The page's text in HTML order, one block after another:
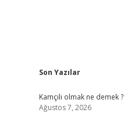
Sidebar
Son Yazılar
Kamçılı olmak ne demek ?
Ağustos 7, 2026